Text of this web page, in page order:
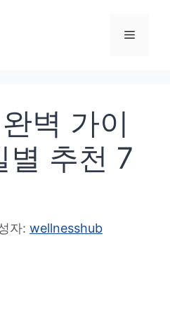
메
벽 가이
별 추천 7
자: wellnesshub